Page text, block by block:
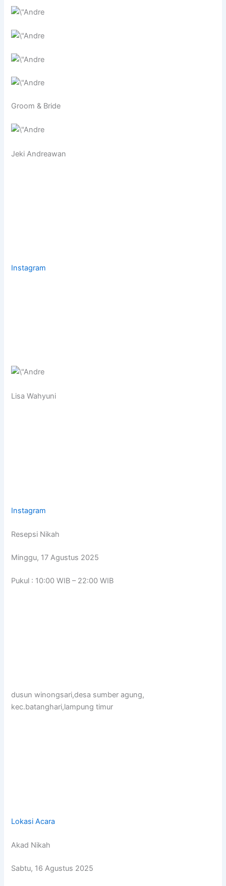
Groom & Bride
Jeki Andreawan
Instagram
Lisa Wahyuni
Instagram
Resepsi Nikah
Minggu, 17 Agustus 2025
Pukul : 10:00 WIB – 22:00 WIB
dusun winongsari,desa sumber agung,
kec.batanghari,lampung timur
Lokasi Acara
Akad Nikah
Sabtu, 16 Agustus 2025